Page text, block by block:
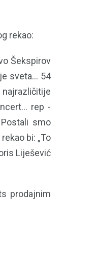
rekao:
Šekspirov
sveta... 54
rep -
smo
bi: „To
Liješević
prodajnim